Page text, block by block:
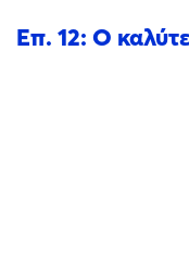
Επ. 12: Ο